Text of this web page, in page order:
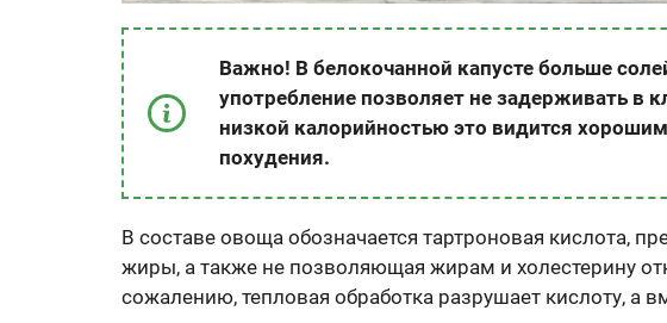
Важно! В белокочанной капусте больше
употребление позволяет не задерживать в
низкой калорийностью это видится
похудения.
В составе овоща обозначается тартроновая кислота,
жиры, а также не позволяющая жирам и холестерину
сожалению, тепловая обработка разрушает кислоту, а